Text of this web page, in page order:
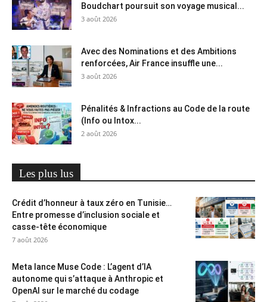
Boudchart poursuit son voyage musical...
3 août 2026
Avec des Nominations et des Ambitions
renforcées, Air France insuffle une...
3 août 2026
Pénalités & Infractions au Code de la route
(Info ou Intox...
2 août 2026
Les plus lus
Crédit d’honneur à taux zéro en Tunisie…
Entre promesse d’inclusion sociale et
casse-tête économique
7 août 2026
Meta lance Muse Code : L’agent d’IA
autonome qui s’attaque à Anthropic et
OpenAI sur le marché du codage